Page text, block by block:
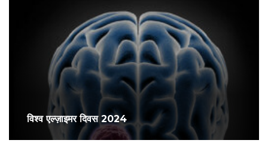
विश्व एल्ज़ाइमर दिवस 2024